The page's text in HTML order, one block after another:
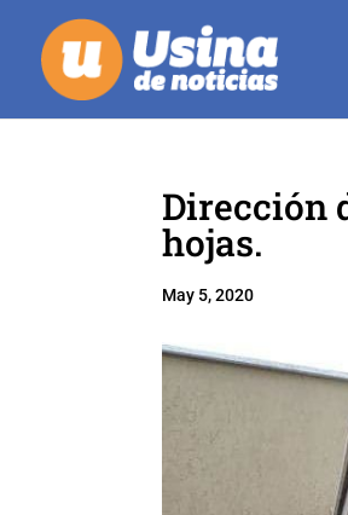
Dirección
hojas.
May 5, 2020